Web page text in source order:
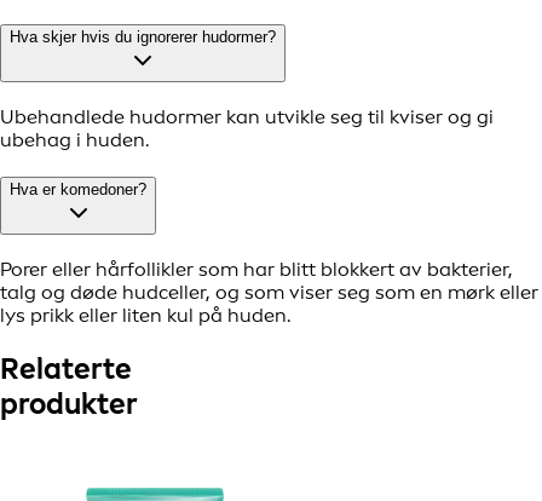
Hva skjer hvis du ignorerer hudormer?
Ubehandlede hudormer kan utvikle seg til kviser og gi
ubehag i huden.
Hva er komedoner?
Porer eller hårfollikler som har blitt blokkert av bakterier,
talg og døde hudceller, og som viser seg som en mørk eller
lys prikk eller liten kul på huden.
Relaterte
produkter